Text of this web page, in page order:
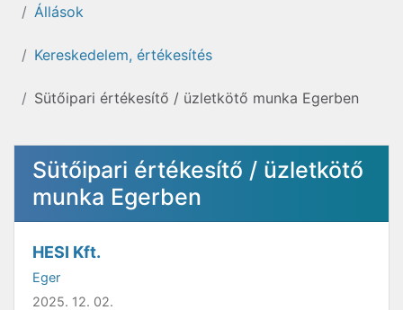
Állások
Kereskedelem, értékesítés
Sütőipari értékesítő / üzletkötő munka Egerben
Sütőipari értékesítő / üzletkötő
munka Egerben
HESI Kft.
Eger
2025. 12. 02.